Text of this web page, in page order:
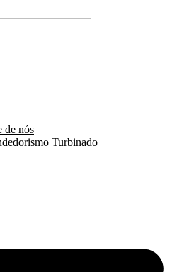
de nós
Turbinado